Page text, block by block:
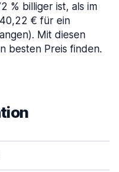
% billiger ist, als im
€ für ein
Mit diesen
besten Preis finden.